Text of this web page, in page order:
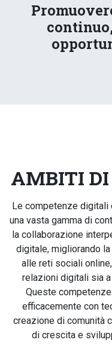
AMBITI DI
Le competenze digitali
una vasta gamma di
la collaborazione
digitale, migliorando
alle reti sociali
relazioni digitali sia
Queste
efficacemente con
creazione di comunità
di crescita e